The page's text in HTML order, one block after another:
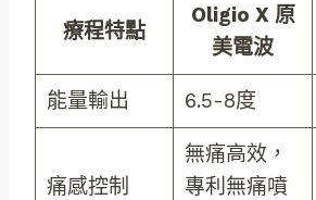
療程特點
Oligio X 原
美電波
能量輸出 6.5-8度
痛感控制
無痛高效，
專利無痛噴